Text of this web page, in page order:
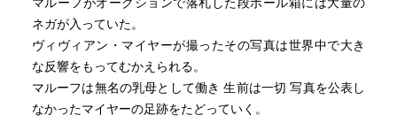
ネガが入っていた。
ヴィヴィアン・マイヤーが撮ったその写真は世界中で大き
な反響をもってむかえられる。
マルーフは無名の乳母として働き 生前は一切 写真を公表し
なかったマイヤーの足跡をたどっていく。